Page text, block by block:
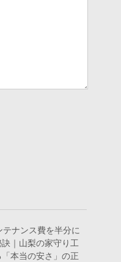
てください。
テナンス費を半分に
｜山梨の家守り工
本当の安さ」の正